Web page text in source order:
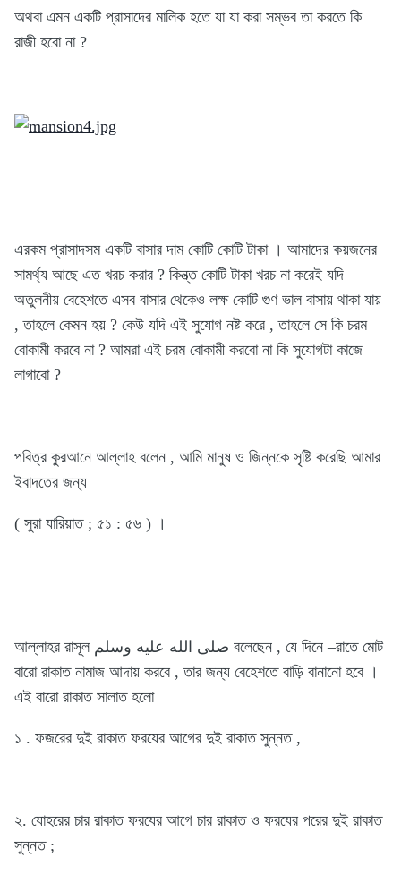
অথবা এমন একটি প্রাসাদের মালিক হতে যা যা করা সম্ভব তা করতে কি
রাজী হবো না ?
এরকম প্রাসাদসম একটি বাসার দাম কোটি কোটি টাকা । আমাদের কয়জনের
সামর্থ্য আছে এত খরচ করার ? কিন্ত্ত কোটি টাকা খরচ না করেই যদি
অতুলনীয় বেহেশতে এসব বাসার থেকেও লক্ষ কোটি গুণ ভাল বাসায় থাকা যায়
, তাহলে কেমন হয় ? কেউ যদি এই সুযোগ নষ্ট করে , তাহলে সে কি চরম
বোকামী করবে না ? আমরা এই চরম বোকামী করবো না কি সুযোগটা কাজে
লাগাবো ?
পবিত্র কুরআনে আল্লাহ বলেন , আমি মানুষ ও জিন্নকে সৃষ্টি করেছি আমার
ইবাদতের জন্য
( সুরা যারিয়াত ; ৫১ : ৫৬ ) ।
আল্লাহর রাসূল صلى الله عليه وسلم বলেছেন , যে দিনে –রাতে মোট
বারো রাকাত নামাজ আদায় করবে , তার জন্য বেহেশতে বাড়ি বানানো হবে ।
এই বারো রাকাত সালাত হলো
১ . ফজরের দুই রাকাত ফরযের আগের দুই রাকাত সুন্নত ,
২. যোহরের চার রাকাত ফরযের আগে চার রাকাত ও ফরযের পরের দুই রাকাত
সুন্নত ;